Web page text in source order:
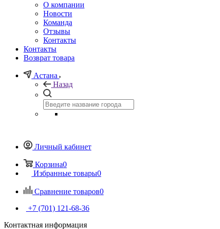
О компании
Новости
Команда
Отзывы
Контакты
Контакты
Возврат товара
Астана
Назад
Личный кабинет
Корзина0
Избранные товары0
Сравнение товаров0
+7 (701) 121-68-36
Контактная информация